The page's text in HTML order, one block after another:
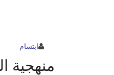
ابتسام
منهجية